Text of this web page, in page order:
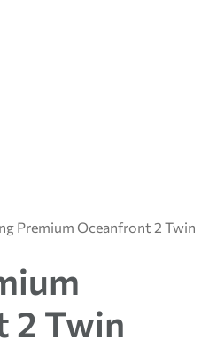
Premium Oceanfront 2 Twin
2 Twin